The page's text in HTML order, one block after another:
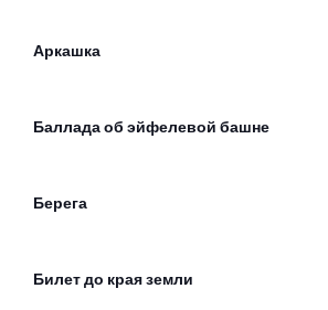
Аркашка
Баллада об эйфелевой башне
Берега
Билет до края земли